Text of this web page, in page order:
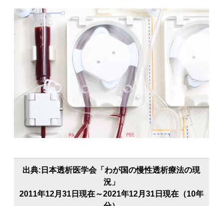
出典:日本透析医学会「わが国の慢性透析療法の現
況」
2011年12月31日現在～2021年12月31日現在（10年